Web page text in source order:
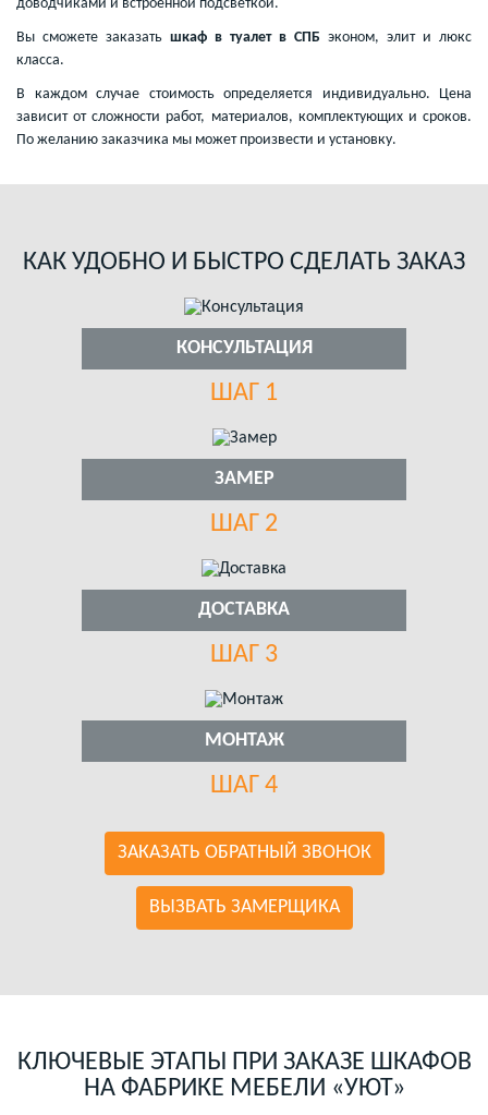
доводчиками и встроенной подсветкой.
Вы сможете заказать шкаф в туалет в СПБ эконом, элит и люкс
класса.
В каждом случае стоимость определяется индивидуально. Цена
зависит от сложности работ, материалов, комплектующих и сроков.
По желанию заказчика мы может произвести и установку.
КАК УДОБНО И БЫСТРО СДЕЛАТЬ ЗАКАЗ
КОНСУЛЬТАЦИЯ
ШАГ 1
ЗАМЕР
ШАГ 2
ДОСТАВКА
ШАГ 3
МОНТАЖ
ШАГ 4
ЗАКАЗАТЬ ОБРАТНЫЙ ЗВОНОК
ВЫЗВАТЬ ЗАМЕРЩИКА
КЛЮЧЕВЫЕ ЭТАПЫ ПРИ ЗАКАЗЕ ШКАФОВ
НА ФАБРИКЕ МЕБЕЛИ «УЮТ»